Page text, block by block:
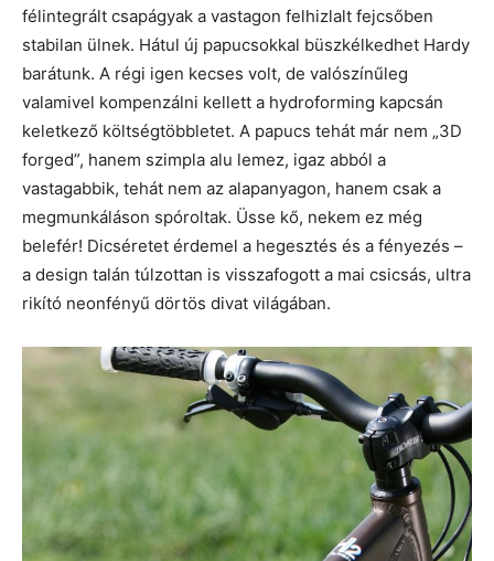
félintegrált csapágyak a vastagon felhizlalt fejcsőben
stabilan ülnek. Hátul új papucsokkal büszkélkedhet Hardy
barátunk. A régi igen kecses volt, de valószínűleg
valamivel kompenzálni kellett a hydroforming kapcsán
keletkező költségtöbbletet. A papucs tehát már nem „3D
forged”, hanem szimpla alu lemez, igaz abból a
vastagabbik, tehát nem az alapanyagon, hanem csak a
megmunkáláson spóroltak. Üsse kő, nekem ez még
belefér! Dicséretet érdemel a hegesztés és a fényezés –
a design talán túlzottan is visszafogott a mai csicsás, ultra
rikító neonfényű dörtös divat világában.